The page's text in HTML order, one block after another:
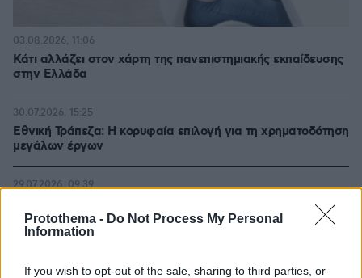
Protothema - Do Not Process My Personal
Information
If you wish to opt-out of the sale, sharing to third parties, or
Κάτι αλλάζει στον χάρτη της πανεπιστημιακής εκπαίδευσης
στην Ελλάδα
03.08.2026, 11:06
Εθνική Τράπεζα: Η κορυφαία επιλογή για τη χρηματοδότηση
μεγάλων έργων
30.07.2026, 15:25
Διασκεδάζουμε υπεύθυνα, επιστρέφουμε με ασφάλεια
29.07.2026, 09:39
ΡΟΗ ΕΙΔΗΣΕΩΝ